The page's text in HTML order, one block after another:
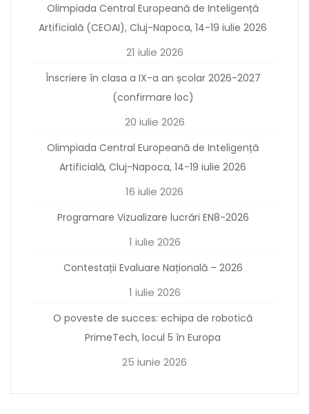
Olimpiada Central Europeană de Inteligență
Artificială (CEOAI), Cluj-Napoca, 14-19 iulie 2026
21 iulie 2026
Înscriere în clasa a IX-a an școlar 2026-2027
(confirmare loc)
20 iulie 2026
Olimpiada Central Europeană de Inteligență
Artificială, Cluj-Napoca, 14-19 iulie 2026
16 iulie 2026
Programare Vizualizare lucrări EN8-2026
1 iulie 2026
Contestații Evaluare Națională – 2026
1 iulie 2026
O poveste de succes: echipa de robotică
PrimeTech, locul 5 în Europa
25 iunie 2026